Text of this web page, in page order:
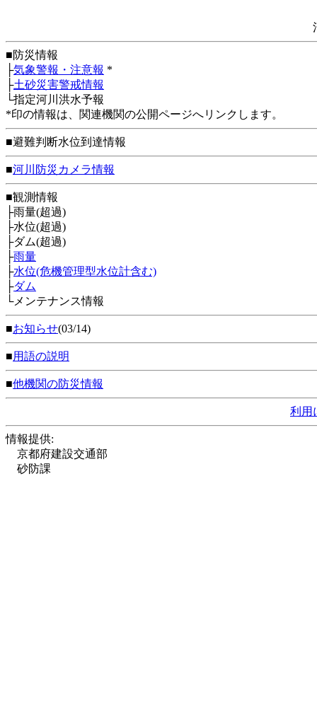
■防災情報
├気象警報・注意報 *
├土砂災害警戒情報
└指定河川洪水予報
*印の情報は、関連機関の公開ページへリンクします。
■避難判断水位到達情報
■河川防災カメラ情報
■観測情報
├雨量(超過)
├水位(超過)
├ダム(超過)
├雨量
├水位(危機管理型水位計含む)
├ダム
└メンテナンス情報
■お知らせ(03/14)
■用語の説明
■他機関の防災情報
利用
情報提供:
京都府建設交通部
砂防課